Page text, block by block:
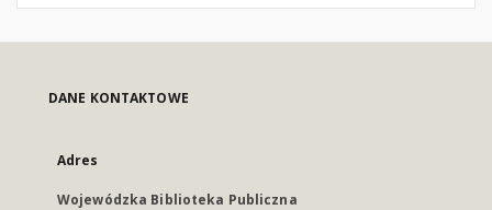
DANE KONTAKTOWE
Adres
Wojewódzka Biblioteka Publiczna